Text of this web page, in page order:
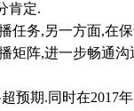
肯定.
务,另一方面,在
矩阵,进一步畅通
期.同时在2017